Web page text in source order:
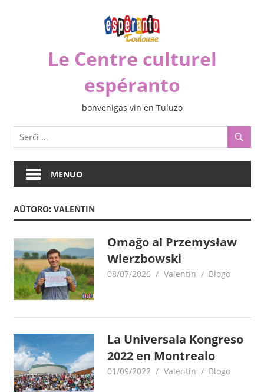
Le Centre culturel
espéranto
bonvenigas vin en Tuluzo
MENUO
AŬTORO: VALENTIN
Omaĝo al Przemysław
Wierzbowski
08/07/2026 Valentin Blogo
La Universala Kongreso
2022 en Montrealo
01/09/2022 Valentin Blogo